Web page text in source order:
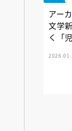
アー
文学
く「